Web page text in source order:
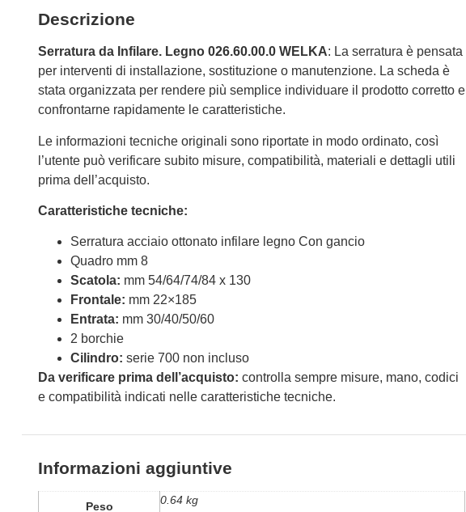
Descrizione
Serratura da Infilare. Legno 026.60.00.0 WELKA: La serratura è pensata
per interventi di installazione, sostituzione o manutenzione. La scheda è
stata organizzata per rendere più semplice individuare il prodotto corretto e
confrontarne rapidamente le caratteristiche.
Le informazioni tecniche originali sono riportate in modo ordinato, così
l’utente può verificare subito misure, compatibilità, materiali e dettagli utili
prima dell’acquisto.
Caratteristiche tecniche:
Serratura acciaio ottonato infilare legno Con gancio
Quadro mm 8
Scatola: mm 54/64/74/84 x 130
Frontale: mm 22×185
Entrata: mm 30/40/50/60
2 borchie
Cilindro: serie 700 non incluso
Da verificare prima dell’acquisto: controlla sempre misure, mano, codici
e compatibilità indicati nelle caratteristiche tecniche.
Informazioni aggiuntive
Peso 0.64 kg